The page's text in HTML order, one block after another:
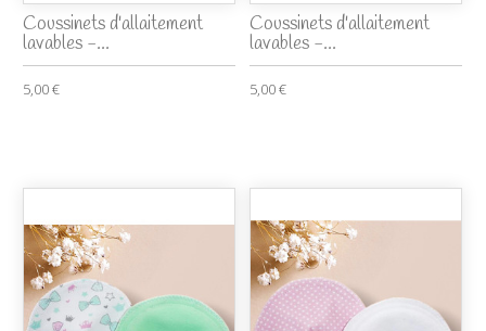
Coussinets d'allaitement
lavables -...
5,00 €
Coussinets d'allaitement
lavables -...
5,00 €